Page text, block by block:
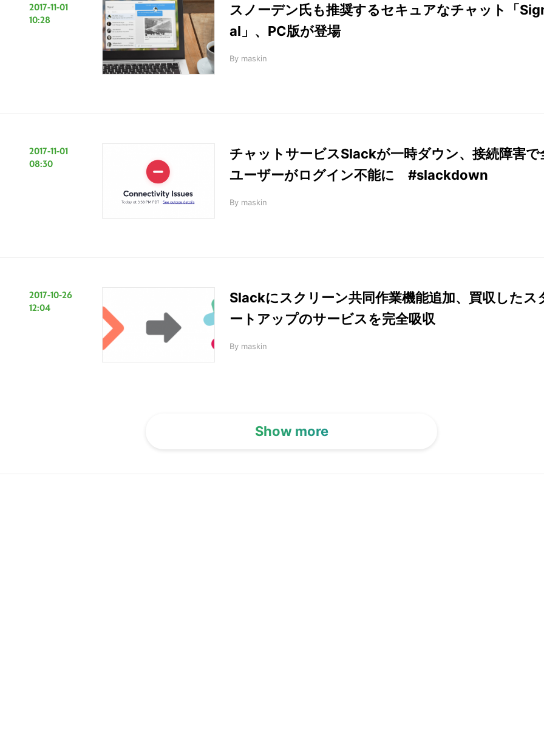
2017-11-01
10:28
スノーデン氏も推奨するセキュアなチャット「
al」、PC版が登場
By maskin
2017-11-01
08:30
チャットサービスSlackが一時ダウン、接続障害で
ユーザーがログイン不能に #slackdown
By maskin
2017-10-26
12:04
Slackにスクリーン共同作業機能追加、買収したス
ートアップのサービスを完全吸収
By maskin
Show more